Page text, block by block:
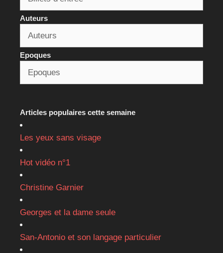
Auteurs
Epoques
Articles populaires cette semaine
Les yeux sans visage
Hot vidéo n°1
Christine Garnier
Georges et la dame seule
San-Antonio et son langage particulier